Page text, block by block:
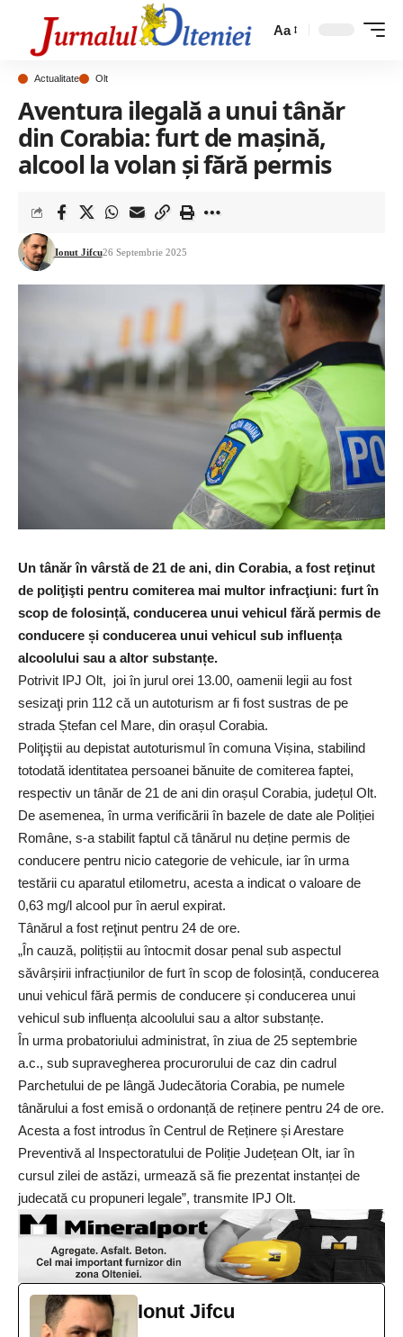
Aa
Actualitate Olt
Aventura ilegală a unui tânăr
din Corabia: furt de mașină,
alcool la volan și fără permis
Ionut Jifcu26 Septembrie 2025
Un tânăr în vârstă de 21 de ani, din Corabia, a fost reţinut
de poliţişti pentru comiterea mai multor infracţiuni: furt în
scop de folosință, conducerea unui vehicul fără permis de
conducere și conducerea unui vehicul sub influența
alcoolului sau a altor substanțe.
Potrivit IPJ Olt, joi în jurul orei 13.00, oamenii legii au fost
sesizaţi prin 112 că un autoturism ar fi fost sustras de pe
strada Ștefan cel Mare, din orașul Corabia.
Poliţiştii au depistat autoturismul în comuna Vișina, stabilind
totodată identitatea persoanei bănuite de comiterea faptei,
respectiv un tânăr de 21 de ani din orașul Corabia, județul Olt.
De asemenea, în urma verificării în bazele de date ale Poliției
Române, s-a stabilit faptul că tânărul nu deține permis de
conducere pentru nicio categorie de vehicule, iar în urma
testării cu aparatul etilometru, acesta a indicat o valoare de
0,63 mg/l alcool pur în aerul expirat.
Tânărul a fost reţinut pentru 24 de ore.
„În cauză, polițiștii au întocmit dosar penal sub aspectul
săvârșirii infracțiunilor de furt în scop de folosință, conducerea
unui vehicul fără permis de conducere și conducerea unui
vehicul sub influența alcoolului sau a altor substanțe.
În urma probatoriului administrat, în ziua de 25 septembrie
a.c., sub supravegherea procurorului de caz din cadrul
Parchetului de pe lângă Judecătoria Corabia, pe numele
tânărului a fost emisă o ordonanță de reținere pentru 24 de ore.
Acesta a fost introdus în Centrul de Reținere și Arestare
Preventivă al Inspectoratului de Poliție Județean Olt, iar în
cursul zilei de astăzi, urmează să fie prezentat instanței de
judecată cu propuneri legale”, transmite IPJ Olt.
Ionut Jifcu